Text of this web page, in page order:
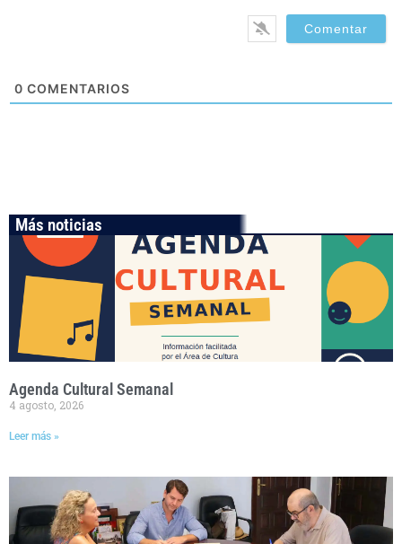
0 COMENTARIOS
Más noticias
Agenda Cultural Semanal
4 agosto, 2026
Leer más »